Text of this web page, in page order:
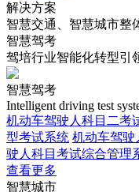
解决方案
智慧交通、智慧城市整
智慧驾考
驾培行业智能化转型引
智慧驾考
Intelligent driving test
机动车驾驶人科目二考
型考试系统 机动车驾驶
驶人科目考试综合管理
查看更多
智慧城市